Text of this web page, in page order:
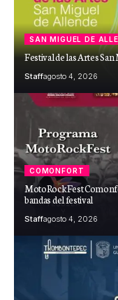
SAN MIGUEL DE
Festival de las Artes
Staffagosto 4, 2026
COMONFORT
MotoRockFest
bandas del festival
Staffagosto 4, 2026